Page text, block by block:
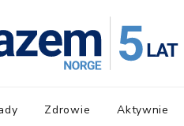
Zdrowie Aktywnie